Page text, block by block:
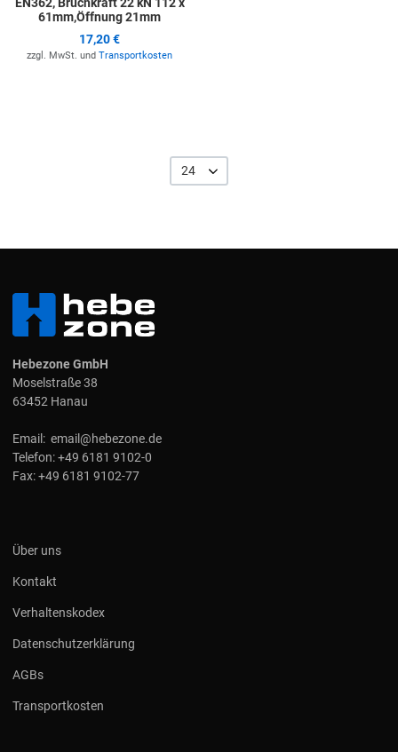
61mm,Öffnung 21mm
17,20 €
zzgl. MwSt. und Transportkosten
24
Hebezone GmbH
Moselstraße 38
63452 Hanau
Email: email@hebezone.de
Telefon:+49 6181 9102-0
Fax:+49 6181 9102-77
Über uns
Kontakt
Verhaltenskodex
Datenschutzerklärung
AGBs
Transportkosten